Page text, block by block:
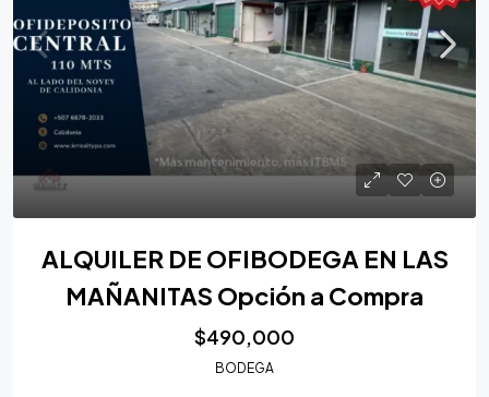
ALQUILER DE OFIBODEGA EN LAS
MAÑANITAS Opción a Compra
$490,000
BODEGA